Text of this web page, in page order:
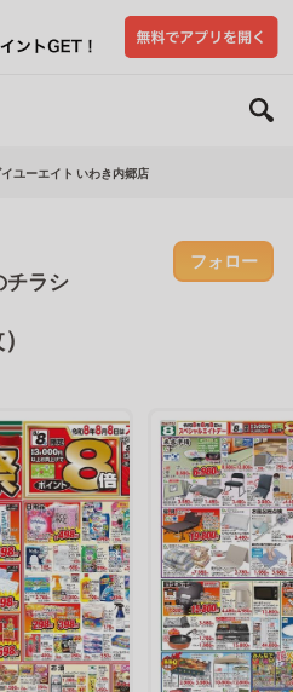
イユーエイト いわき内郷店
チラシ
フォロー